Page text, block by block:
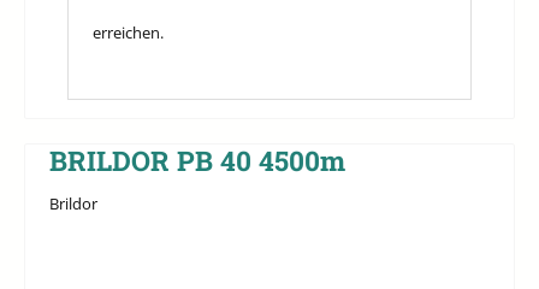
erreichen.
BRILDOR PB 40 4500m
Brildor